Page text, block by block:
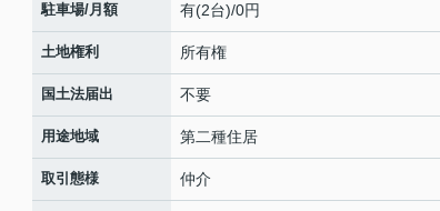
駐車場/月額 有(2台)/0円
土地権利 所有権
国土法届出 不要
用途地域 第二種住居
取引態様 仲介